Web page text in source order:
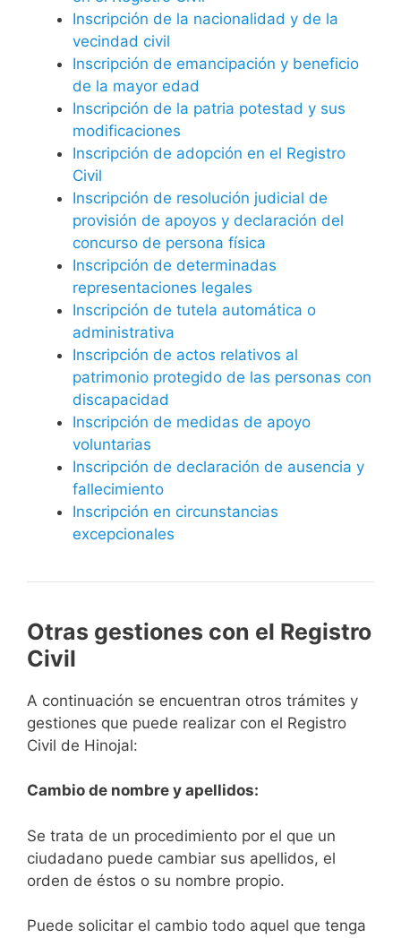
Inscripción de la nacionalidad y de la
vecindad civil
Inscripción de emancipación y beneficio
de la mayor edad
Inscripción de la patria potestad y sus
modificaciones
Inscripción de adopción en el Registro
Civil
Inscripción de resolución judicial de
provisión de apoyos y declaración del
concurso de persona física
Inscripción de determinadas
representaciones legales
Inscripción de tutela automática o
administrativa
Inscripción de actos relativos al
patrimonio protegido de las personas con
discapacidad
Inscripción de medidas de apoyo
voluntarias
Inscripción de declaración de ausencia y
fallecimiento
Inscripción en circunstancias
excepcionales
Otras gestiones con el Registro
Civil
A continuación se encuentran otros trámites y
gestiones que puede realizar con el Registro
Civil de Hinojal:
Cambio de nombre y apellidos:
Se trata de un procedimiento por el que un
ciudadano puede cambiar sus apellidos, el
orden de éstos o su nombre propio.
Puede solicitar el cambio todo aquel que tenga